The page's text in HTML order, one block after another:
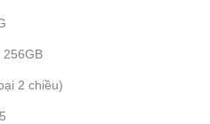
2 chiều)